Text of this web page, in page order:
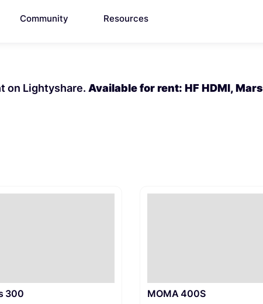
Community Resources
on Lightyshare. Available for rent: HF HDMI, Mars
300 MOMA 400S